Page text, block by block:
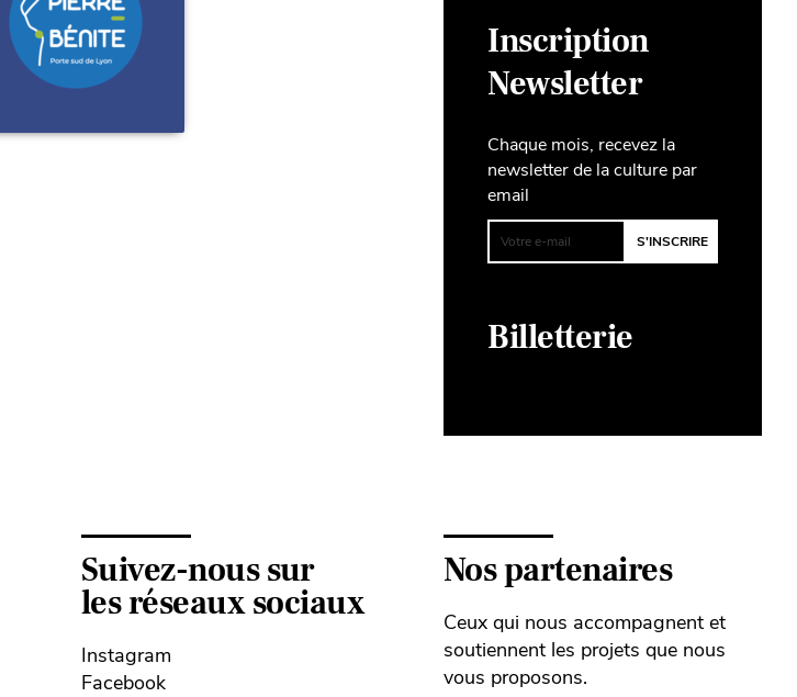
Inscription
Newsletter
Chaque mois, recevez la
newsletter de la culture par
email
Billetterie
Suivez-nous sur
les réseaux sociaux
Instagram
Facebook
Nos partenaires
Ceux qui nous accompagnent et
soutiennent les projets que nous
vous proposons.